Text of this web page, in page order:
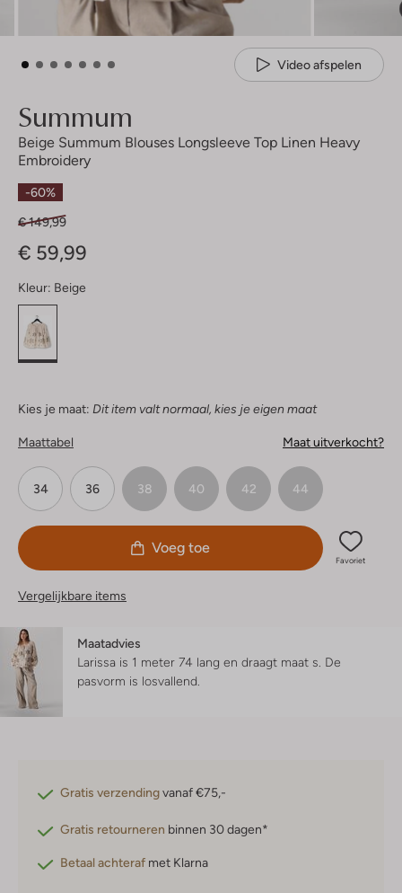
Video afspelen
Summum
Beige Summum Blouses Longsleeve Top Linen Heavy
Embroidery
-60%
€ 149,99
€ 59,99
Kleur: Beige
Kies je maat: Dit item valt normaal, kies je eigen maat
Maattabel Maat uitverkocht?
34 36 38 40 42 44
Voeg toe
Favoriet
Vergelijkbare items
Maatadvies
Larissa is 1 meter 74 lang en draagt maat s. De
pasvorm is losvallend
Gratis verzendingvanaf €75,-
Gratis retourneren binnen 30 dagen*
Betaal achteraf met Klarna